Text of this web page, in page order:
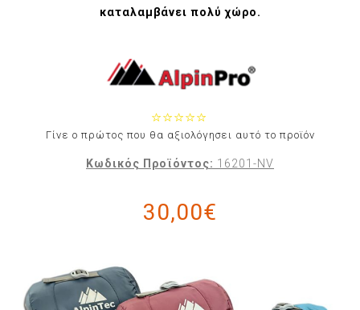
καταλαμβάνει πολύ χώρο.
Γίνε ο πρώτος που θα αξιολόγησει αυτό το προϊόν
Κωδικός Προϊόντος: 16201-NV
30,00€